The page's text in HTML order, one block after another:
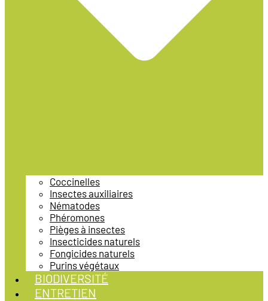
Coccinelles
Insectes auxiliaires
Nématodes
Phéromones
Pièges à insectes
Insecticides naturels
Fongicides naturels
Purins végétaux
BIODIVERSITÉ
ENTRETIEN